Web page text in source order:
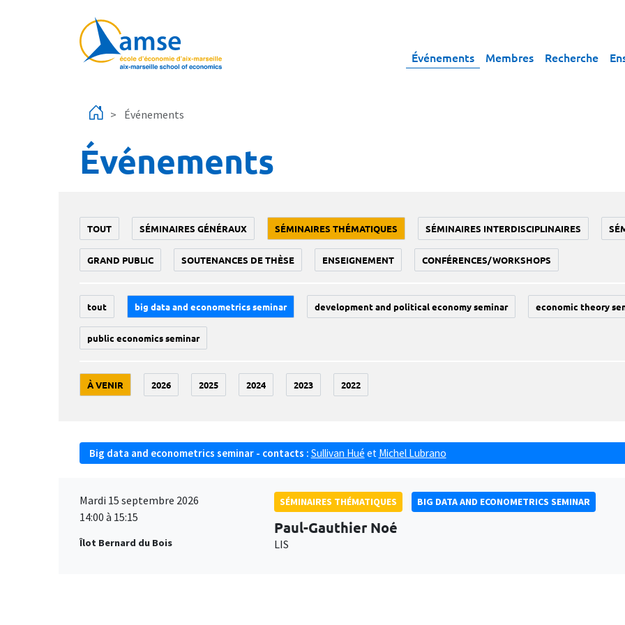
Événements Membres Recherche
Événements
Événements
TOUT SÉMINAIRES GÉNÉRAUX SÉMINAIRES THÉMATIQUES SÉMINAIRES INTERDISCIPLINAIRES
GRAND PUBLIC SOUTENANCES DE THÈSE ENSEIGNEMENT CONFÉRENCES/WORKSHOPS
tout big data and econometrics seminar development and political economy seminar economic theory
public economics seminar
À VENIR 2026 2025 2024 2023 2022
Big data and econometrics seminar - contacts : Sullivan Hué et Michel Lubrano
Mardi 15 septembre 2026
14:00 à 15:15
Îlot Bernard du Bois
SÉMINAIRES THÉMATIQUES BIG DATA AND ECONOMETRICS SEMINAR
Paul-Gauthier Noé
LIS